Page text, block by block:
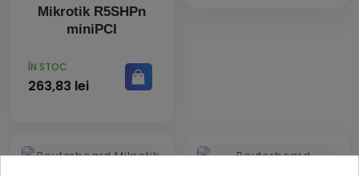
Mikrotik R5SHPn
miniPCI
PRET
ÎN STOC
263,83 lei